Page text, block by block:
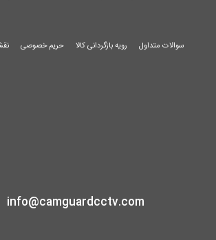
سوالات متداول رویه بازگردانی کالا حریم خصوصی
info@camguardcctv.com